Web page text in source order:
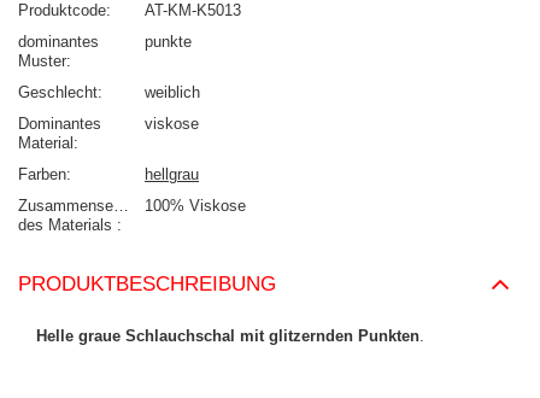
Produktcode
AT-KM-K5013
dominantes
Muster
punkte
Geschlecht
weiblich
Dominantes
Material
viskose
Farben
hellgrau
Zusammensetzung
des Materials
100% Viskose
PRODUKTBESCHREIBUNG
Helle graue Schlauchschal mit glitzernden Punkten.